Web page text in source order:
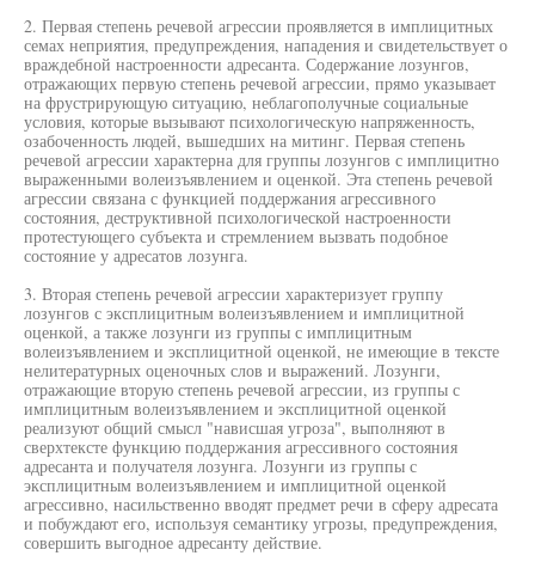
2. Первая степень речевой агрессии проявляется в имплицитных
семах неприятия, предупреждения, нападения и свидетельствует о
враждебной настроенности адресанта. Содержание лозунгов,
отражающих первую степень речевой агрессии, прямо указывает
на фрустрирующую ситуацию, неблагополучные социальные
условия, которые вызывают психологическую напряженность,
озабоченность людей, вышедших на митинг. Первая степень
речевой агрессии характерна для группы лозунгов с имплицитно
выраженными волеизъявлением и оценкой. Эта степень речевой
агрессии связана с функцией поддержания агрессивного
состояния, деструктивной психологической настроенности
протестующего субъекта и стремлением вызвать подобное
состояние у адресатов лозунга.
3. Вторая степень речевой агрессии характеризует группу
лозунгов с эксплицитным волеизъявлением и имплицитной
оценкой, а также лозунги из группы с имплицитным
волеизъявлением и эксплицитной оценкой, не имеющие в тексте
нелитературных оценочных слов и выражений. Лозунги,
отражающие вторую степень речевой агрессии, из группы с
имплицитным волеизъявлением и эксплицитной оценкой
реализуют общий смысл "нависшая угроза", выполняют в
сверхтексте функцию поддержания агрессивного состояния
адресанта и получателя лозунга. Лозунги из группы с
эксплицитным волеизъявлением и имплицитной оценкой
агрессивно, насильственно вводят предмет речи в сферу адресата
и побуждают его, используя семантику угрозы, предупреждения,
совершить выгодное адресанту действие.